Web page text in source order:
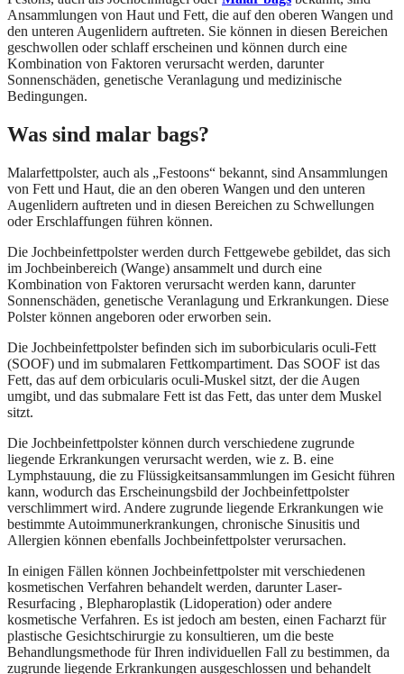
Ansammlungen von Haut und Fett, die auf den oberen Wangen und
den unteren Augenlidern auftreten. Sie können in diesen Bereichen
geschwollen oder schlaff erscheinen und können durch eine
Kombination von Faktoren verursacht werden, darunter
Sonnenschäden, genetische Veranlagung und medizinische
Bedingungen.
Was sind malar bags?
Malarfettpolster, auch als „Festoons“ bekannt, sind Ansammlungen
von Fett und Haut, die an den oberen Wangen und den unteren
Augenlidern auftreten und in diesen Bereichen zu Schwellungen
oder Erschlaffungen führen können.
Die Jochbeinfettpolster werden durch Fettgewebe gebildet, das sich
im Jochbeinbereich (Wange) ansammelt und durch eine
Kombination von Faktoren verursacht werden kann, darunter
Sonnenschäden, genetische Veranlagung und Erkrankungen. Diese
Polster können angeboren oder erworben sein.
Die Jochbeinfettpolster befinden sich im suborbicularis oculi-Fett
(SOOF) und im submalaren Fettkompartiment. Das SOOF ist das
Fett, das auf dem orbicularis oculi-Muskel sitzt, der die Augen
umgibt, und das submalare Fett ist das Fett, das unter dem Muskel
sitzt.
Die Jochbeinfettpolster können durch verschiedene zugrunde
liegende Erkrankungen verursacht werden, wie z. B. eine
Lymphstauung, die zu Flüssigkeitsansammlungen im Gesicht führen
kann, wodurch das Erscheinungsbild der Jochbeinfettpolster
verschlimmert wird. Andere zugrunde liegende Erkrankungen wie
bestimmte Autoimmunerkrankungen, chronische Sinusitis und
Allergien können ebenfalls Jochbeinfettpolster verursachen.
In einigen Fällen können Jochbeinfettpolster mit verschiedenen
kosmetischen Verfahren behandelt werden, darunter Laser-
Resurfacing , Blepharoplastik (Lidoperation) oder andere
kosmetische Verfahren. Es ist jedoch am besten, einen Facharzt für
plastische Gesichtschirurgie zu konsultieren, um die beste
Behandlungsmethode für Ihren individuellen Fall zu bestimmen, da
zugrunde liegende Erkrankungen ausgeschlossen und behandelt